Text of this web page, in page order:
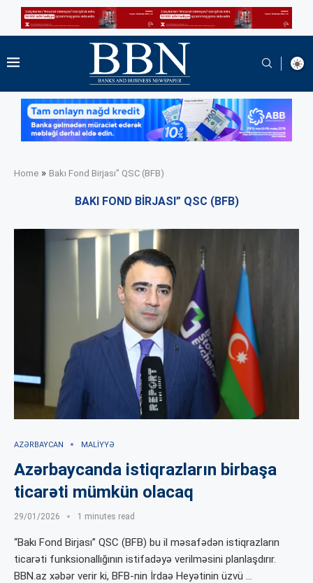
Home » Bakı Fond Birjası" QSC (BFB)
BAKI FOND BIRJASI” QSC (BFB)
AZƏRBAYCAN MALIYYƏ
Azərbaycanda istiqrazların birbaşa
ticarəti mümkün olacaq
29/01/2026 1 minutes read
“Bakı Fond Birjası” QSC (BFB) bu il məsafədən istiqrazların
ticarəti funksionallığının istifadəyə verilməsini planlaşdırır.
BBN.az xəbər verir ki, BFB-nin İrdaə Heyətinin üzvü …